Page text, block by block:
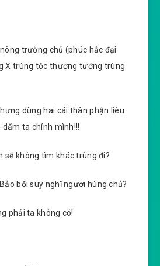
trường chủ (phúc hắc đại
X trùng tộc thượng tướng trùng
dùng hai cái thân phận liêu
dấm ta chính mình!!!
sẽ không tìm khác trùng đi?
bối suy nghĩ ngươi hùng chủ?
phải ta không có!